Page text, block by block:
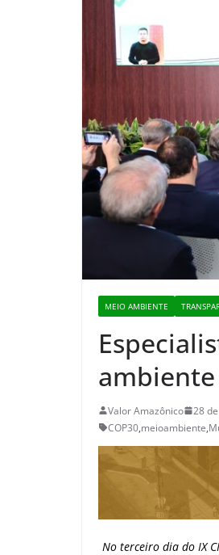
MEIO AMBIENTE
Valor Amazônico 28
COP30,meioambiente,
No terceiro dia do IX